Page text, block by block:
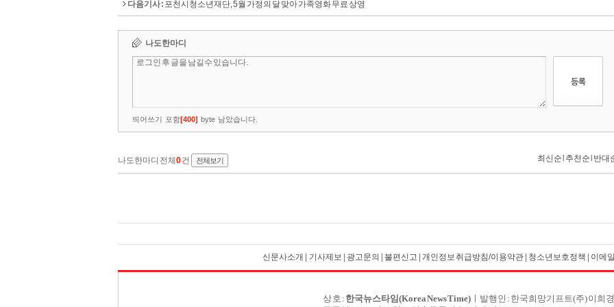
다음기사 : 포천시청소년재단, 5월 가정의 달 맞아 가족영화 무료 상영
신문사소개 기사제보 광고문의 불편신고 |개인정보 취급방침/이용약관 청소년보호정책 이메
상 호 : 한국뉴스타임(Korea News Time)ㅣ발행인 : 한국희망기프트(주) 이희경